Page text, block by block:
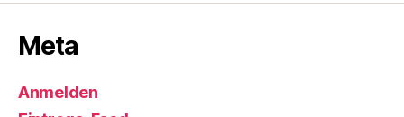
Meta
Anmelden